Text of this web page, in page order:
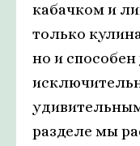
кабачком и
только
но и
разделе мы